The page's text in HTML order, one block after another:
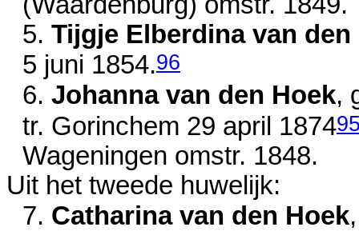
5. Tijgje Elberdina van den
5 juni 1854.96
6. Johanna van den Hoek,
tr. Gorinchem 29 april 1874
Wageningen omstr. 1848.
Uit het tweede huwelijk:
7. Catharina van den Hoek